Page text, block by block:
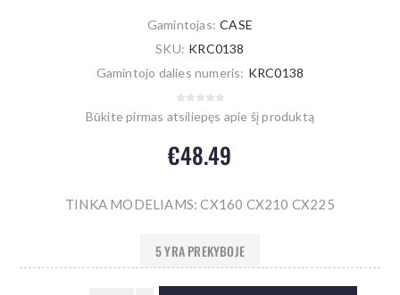
Gamintojas: CASE
SKU: KRC0138
Gamintojo dalies numeris: KRC0138
Būkite pirmas atsiliepęs apie šį produktą
€48.49
TINKA MODELIAMS: CX160 CX210 CX225
5 YRA PREKYBOJE